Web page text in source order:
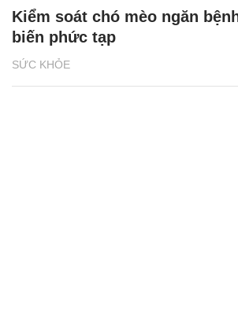
SỨC KHỎE
Kiểm soát chó mèo ngăn
biến phức tạp